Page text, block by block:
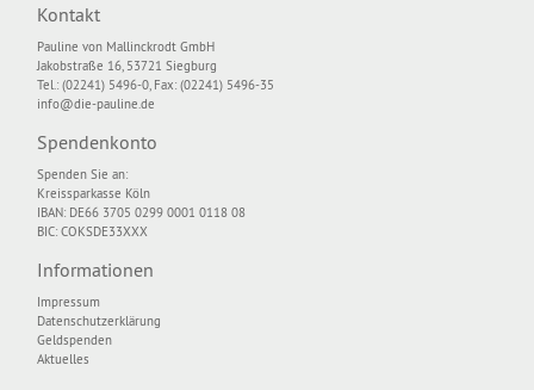
Kontakt
Pauline von Mallinckrodt GmbH
Jakobstraße 16, 53721 Siegburg
Tel.: (02241) 5496-0, Fax: (02241) 5496-35
info@die-pauline.de
Spendenkonto
Spenden Sie an:
Kreissparkasse Köln
IBAN: DE66 3705 0299 0001 0118 08
BIC: COKSDE33XXX
Informationen
Impressum
Datenschutzerklärung
Geldspenden
Aktuelles